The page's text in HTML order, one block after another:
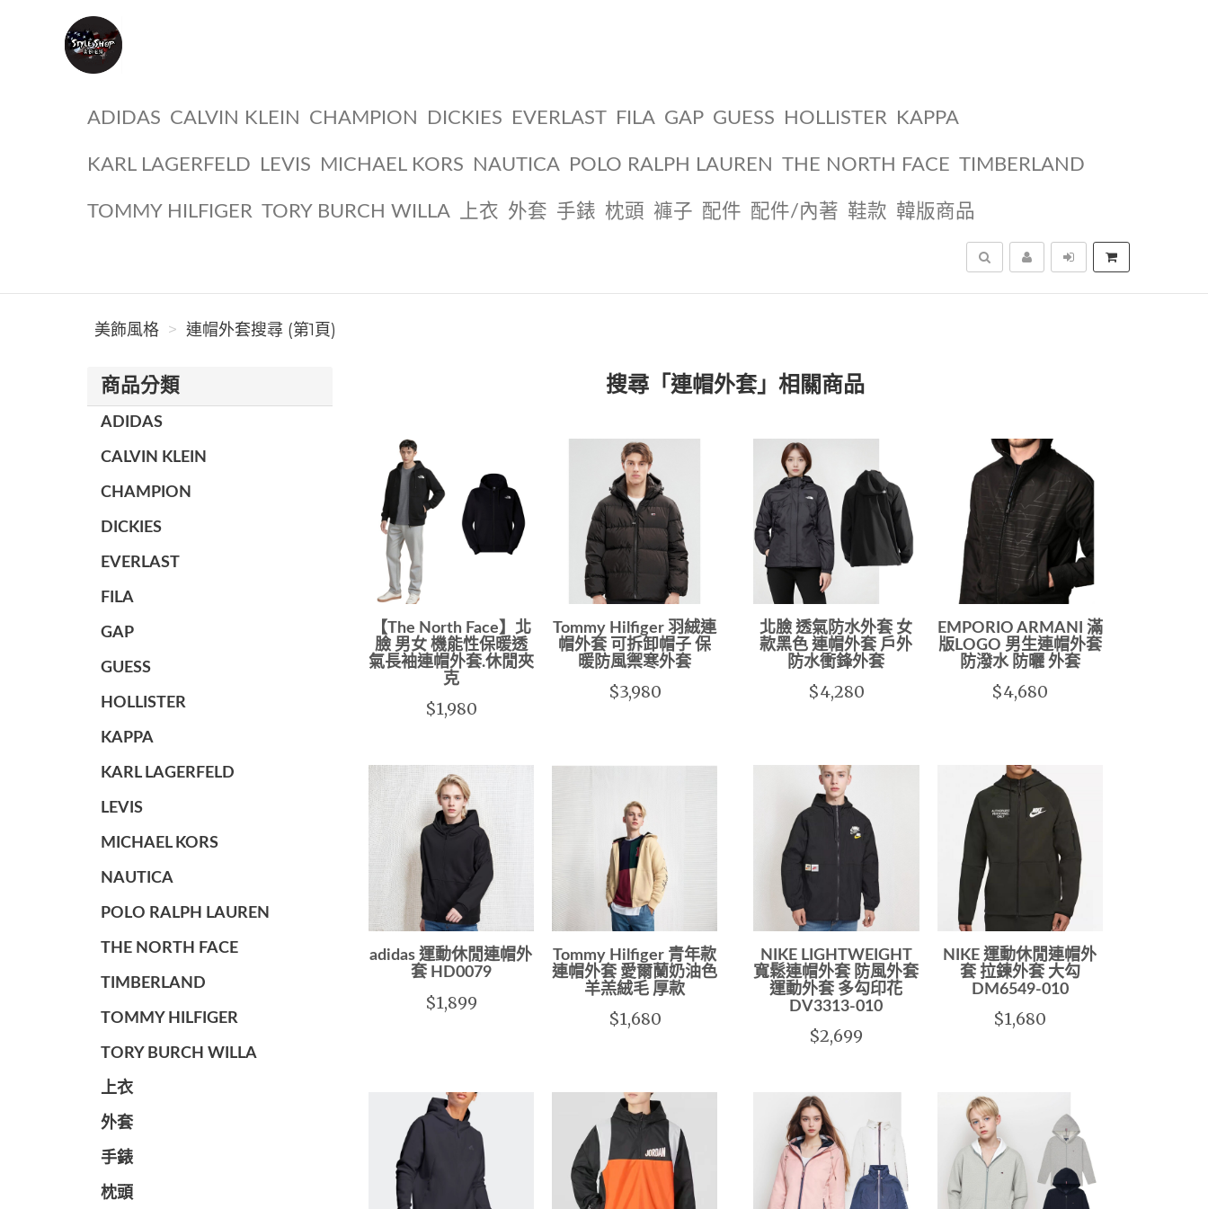
ADIDAS CALVIN KLEIN CHAMPION DICKIES EVERLAST FILA GAP GUESS HOLLISTER KAPPA
KARL LAGERFELD LEVIS MICHAEL KORS NAUTICA POLO RALPH LAUREN THE NORTH FACE TIMBERLAND
TOMMY HILFIGER TORY BURCH WILLA 上衣 外套 手錶 枕頭 褲子 配件 配件/內著 鞋款 韓版商品
搜尋
美飾風格 連帽外套搜尋 (第1頁)
商品分類
ADIDAS
CALVIN KLEIN
CHAMPION
DICKIES
EVERLAST
FILA
GAP
GUESS
HOLLISTER
KAPPA
KARL LAGERFELD
LEVIS
MICHAEL KORS
NAUTICA
POLO RALPH LAUREN
THE NORTH FACE
TIMBERLAND
TOMMY HILFIGER
TORY BURCH WILLA
上衣
外套
手錶
枕頭
搜尋「連帽外套」相關商品
【The North Face】北
臉 男女 機能性保暖透
氣長袖連帽外套.休閒夾
克
$1,980
Tommy Hilfiger 羽絨連
帽外套 可拆卸帽子 保
暖防風禦寒外套
$3,980
北臉 透氣防水外套 女
款黑色 連帽外套 戶外
防水衝鋒外套
$4,280
EMPORIO ARMANI 滿
版LOGO 男生連帽外套
防潑水 防曬 外套
$4,680
adidas 運動休閒連帽外
套 HD0079
$1,899
Tommy Hilfiger 青年款
連帽外套 愛爾蘭奶油色
羊羔絨毛 厚款
$1,680
NIKE LIGHTWEIGHT
寬鬆連帽外套 防風外套
運動外套 多勾印花
DV3313-010
$2,699
NIKE 運動休閒連帽外
套 拉鍊外套 大勾
DM6549-010
$1,680